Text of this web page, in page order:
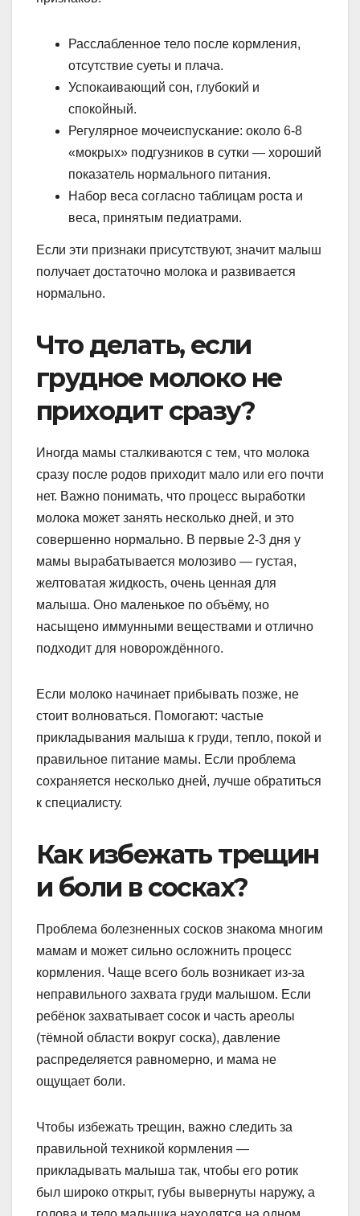
Расслабленное тело после кормления,
отсутствие суеты и плача.
Успокаивающий сон, глубокий и
спокойный.
Регулярное мочеиспускание: около 6-8
«мокрых» подгузников в сутки — хороший
показатель нормального питания.
Набор веса согласно таблицам роста и
веса, принятым педиатрами.
Если эти признаки присутствуют, значит малыш
получает достаточно молока и развивается
нормально.
Что делать, если
грудное молоко не
приходит сразу?
Иногда мамы сталкиваются с тем, что молока
сразу после родов приходит мало или его почти
нет. Важно понимать, что процесс выработки
молока может занять несколько дней, и это
совершенно нормально. В первые 2-3 дня у
мамы вырабатывается молозиво — густая,
желтоватая жидкость, очень ценная для
малыша. Оно маленькое по объёму, но
насыщено иммунными веществами и отлично
подходит для новорождённого.
Если молоко начинает прибывать позже, не
стоит волноваться. Помогают: частые
прикладывания малыша к груди, тепло, покой и
правильное питание мамы. Если проблема
сохраняется несколько дней, лучше обратиться
к специалисту.
Как избежать трещин
и боли в сосках?
Проблема болезненных сосков знакома многим
мамам и может сильно осложнить процесс
кормления. Чаще всего боль возникает из-за
неправильного захвата груди малышом. Если
ребёнок захватывает сосок и часть ареолы
(тёмной области вокруг соска), давление
распределяется равномерно, и мама не
ощущает боли.
Чтобы избежать трещин, важно следить за
правильной техникой кормления —
прикладывать малыша так, чтобы его ротик
был широко открыт, губы вывернуты наружу, а